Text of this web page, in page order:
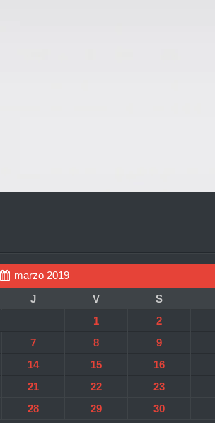
marzo 2019
J V S
1
2
7 8 9
14 15 16
21 22 23
28 29 30